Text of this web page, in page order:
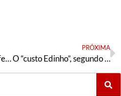
Respostas às perguntas feitas no debate de Brasília
PRÓXIMA
O “custo Edinho”, segundo um prócer da CNB